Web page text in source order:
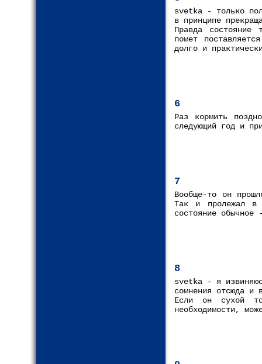
svetka - только
в принципе
Правда состояние
помет
долго и
6
Раз кормить
следующий год и
7
Вообще-то он
Так и пролежал в
состояние
8
svetka - я
сомнения отсюда и
Если он сухой
необходимости,